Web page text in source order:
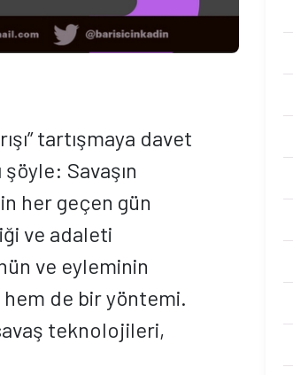
tartışmaya davet
şöyle: Savaşın
her geçen gün
ve adaleti
ve eyleminin
hem de bir yöntemi.
teknolojileri,